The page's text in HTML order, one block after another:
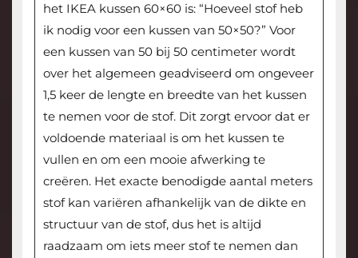
het IKEA kussen 60×60 is: “Hoeveel stof heb
ik nodig voor een kussen van 50×50?” Voor
een kussen van 50 bij 50 centimeter wordt
over het algemeen geadviseerd om ongeveer
1,5 keer de lengte en breedte van het kussen
te nemen voor de stof. Dit zorgt ervoor dat er
voldoende materiaal is om het kussen te
vullen en om een mooie afwerking te
creëren. Het exacte benodigde aantal meters
stof kan variëren afhankelijk van de dikte en
structuur van de stof, dus het is altijd
raadzaam om iets meer stof te nemen dan